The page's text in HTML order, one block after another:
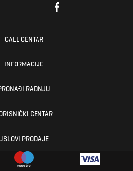
CALL CENTAR
INFORMACIJE
RADNJU
CENTAR
USLOVI PRODAJE